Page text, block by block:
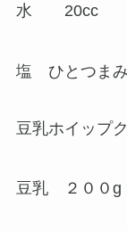
水 20cc
塩 ひとつまみ
豆乳ホイップ
豆乳 ２００